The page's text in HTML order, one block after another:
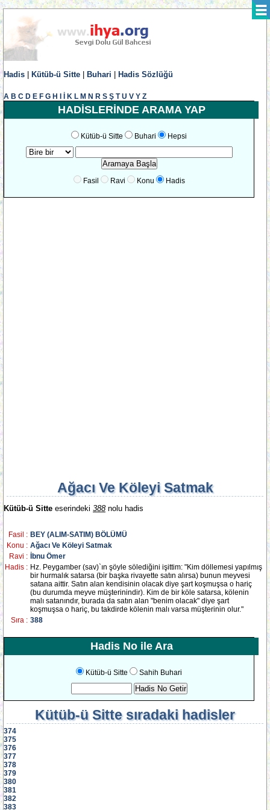
Hadis Kütüb-ü Sitte Buhari Hadis Sözlüğü
A B C D E F G H K L M N R S Ş T U V Y Z
HADİSLERİNDE ARAMA YAP
Kütüb-ü Sitte Buhari Hepsi
Fasil Ravi Konu Hadis
Ağacı Ve Köleyi Satmak
Kütüb-ü Sitte eserindeki 388nolu hadis
Fasil : BEY (ALIM-SATIM) BÖLÜMÜ
Konu : Ağacı Ve Köleyi Satmak
Ravi :
İbnu Ömer
Hadis : Hz. Peygamber (sav)`ın şöyle sölediğini işittim: "Kim döllemesi yapılmış
bir hurmalık satarsa (bir başka rivayette satın alırsa) bunun meyvesi
satana aittir. Satın alan kendisinin olacak diye şart koşmuşsa o hariç
(bu durumda meyve müşterinindir). Kim de bir köle satarsa, kölenin
malı satanındır, burada da satın alan "benim olacak" diye şart
koşmuşsa o hariç, bu takdirde kölenin malı varsa müşterinin olur."
Sıra : 388
Hadis No ile Ara
Kütüb-ü Sitte Sahih Buhari
Kütüb-ü Sittesıradaki hadisler
374
375
376
377
378
379
380
381
382
383